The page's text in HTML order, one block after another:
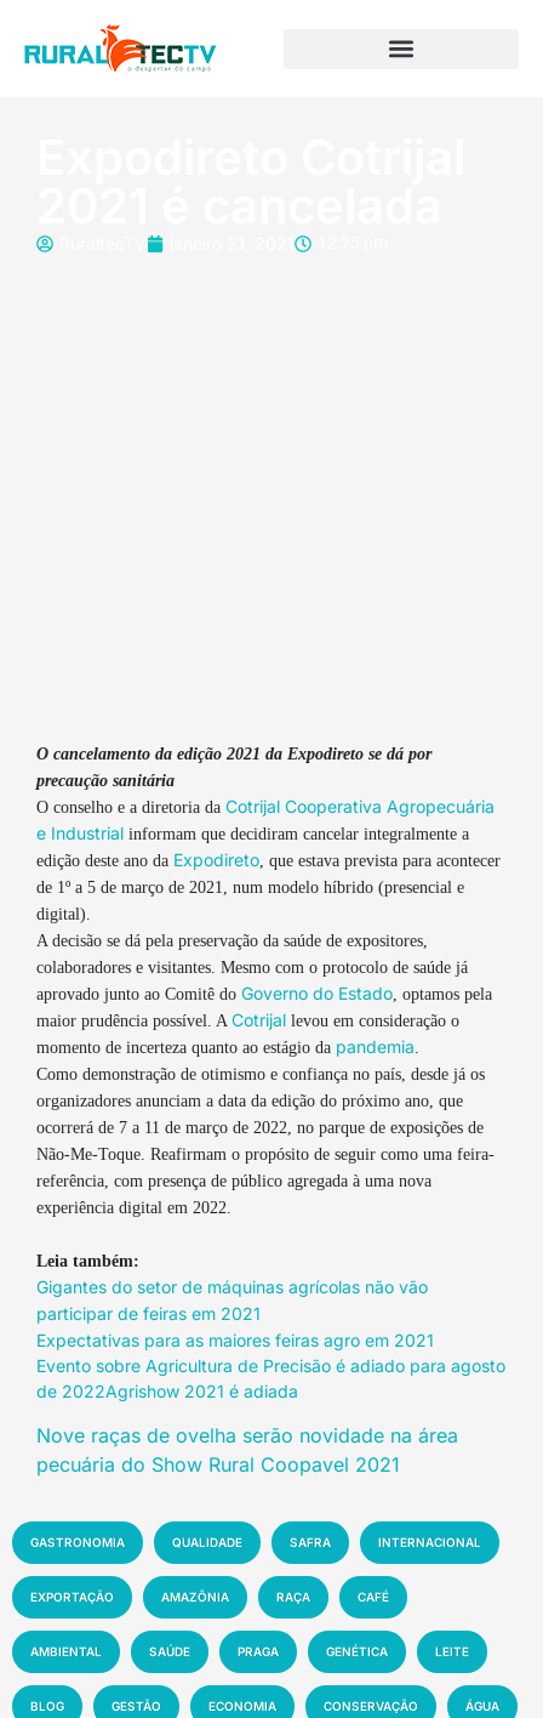
O cancelamento da edição 2021 da Expodireto se dá por
precaução sanitária
O conselho e a diretoria da Cotrijal Cooperativa Agropecuária
e Industrial informam que decidiram cancelar integralmente a
edição deste ano da Expodireto, que estava prevista para acontecer
de 1º a 5 de março de 2021, num modelo híbrido (presencial e
digital).
A decisão se dá pela preservação da saúde de expositores,
colaboradores e visitantes. Mesmo com o protocolo de saúde já
aprovado junto ao Comitê do Governo do Estado, optamos pela
maior prudência possível. A Cotrijal levou em consideração o
momento de incerteza quanto ao estágio da pandemia.
Como demonstração de otimismo e confiança no país, desde já os
organizadores anunciam a data da edição do próximo ano, que
ocorrerá de 7 a 11 de março de 2022, no parque de exposições de
Não-Me-Toque. Reafirmam o propósito de seguir como uma feira-
referência, com presença de público agregada à uma nova
experiência digital em 2022.
Leia também:
Gigantes do setor de máquinas agrícolas não vão
participar de feiras em 2021
Expectativas para as maiores feiras agro em 2021
Evento sobre Agricultura de Precisão é adiado para agosto
de 2022Agrishow 2021 é adiada
Nove raças de ovelha serão novidade na área
pecuária do Show Rural Coopavel 2021
GASTRONOMIA QUALIDADE SAFRA INTERNACIONAL
EXPORTAÇÃO AMAZÔNIA RAÇA CAFÉ
AMBIENTAL SAÚDE PRAGA GENÉTICA LEITE
BLOG GESTÃO ECONOMIA CONSERVAÇÃO ÁGUA